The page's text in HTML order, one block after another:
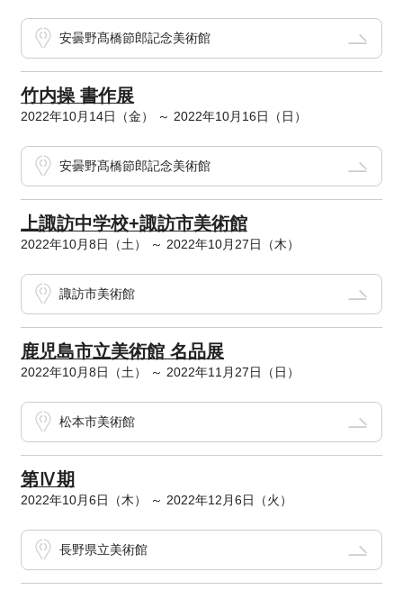
安曇野髙橋節郎記念美術館
竹内操 書作展
2022年10月14日（金） ～ 2022年10月16日（日）
安曇野髙橋節郎記念美術館
上諏訪中学校+諏訪市美術館
2022年10月8日（土） ～ 2022年10月27日（木）
諏訪市美術館
鹿児島市立美術館 名品展
2022年10月8日（土） ～ 2022年11月27日（日）
松本市美術館
第Ⅳ期
2022年10月6日（木） ～ 2022年12月6日（火）
長野県立美術館